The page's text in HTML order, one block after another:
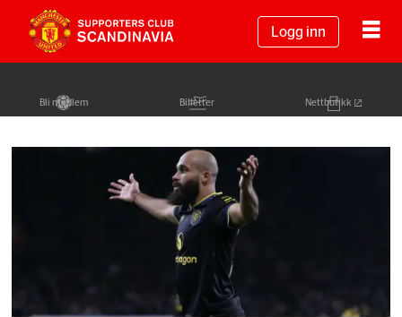
Logg inn
Bli medlem Billetter Nettbutikk
Tag:
expected
goals